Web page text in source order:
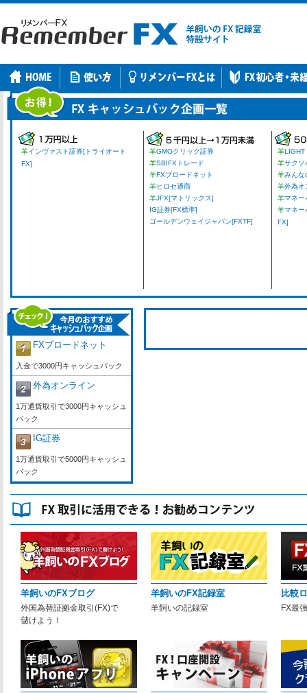
羊インヴァスト証券[トライオート
FX]
羊GMOクリック証券
羊SBIFXトレード
羊FXブロードネット
羊ヒロセ通商
羊JFX[マトリックス]
IG証券[FX標準]
ゴールデンウェイジャパン[FXTF]
羊LIGHT
羊サクソ
羊みんな
羊外為オ
羊マネー
羊マネー
FX]
FXブロードネット
入金で3000円キャッシュバック
外為オンライン
1万通貨取引で3000円キャッシュ
バック
IG証券
1万通貨取引で5000円キャッシュ
バック
羊飼いのFXブログ
外国為替証拠金取引(FX)で
儲けよう！
羊飼いのFX記録室
羊飼いの記録室
比較
FX最